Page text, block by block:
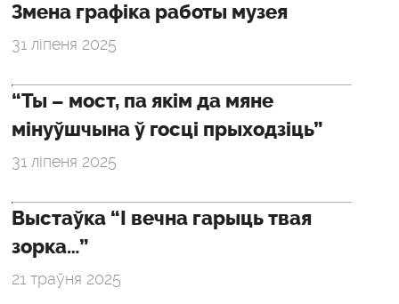
Змена графіка работы музея
31 ліпеня 2025
“Ты – мост, па якім да мяне
мінуўшчына ў госці прыходзіць”
31 ліпеня 2025
Выстаўка “І вечна гарыць твая
зорка…”
21 траўня 2025